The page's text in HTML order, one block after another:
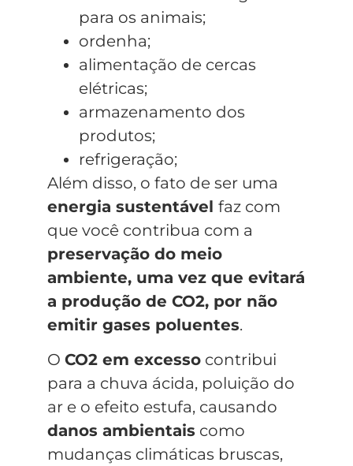
para os animais;
ordenha;
alimentação de cercas
elétricas;
armazenamento dos
produtos;
refrigeração;
Além disso, o fato de ser uma
energia sustentável faz com
que você contribua com a
preservação do meio
ambiente, uma vez que evitará
a produção de CO2, por não
emitir gases poluentes.
O CO2 em excesso contribui
para a chuva ácida, poluição do
ar e o efeito estufa, causando
danos ambientais como
mudanças climáticas bruscas,